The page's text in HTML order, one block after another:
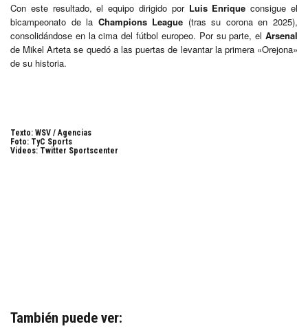
Con este resultado, el equipo dirigido por Luis Enrique consigue el
bicampeonato de la Champions League (tras su corona en 2025),
consolidándose en la cima del fútbol europeo. Por su parte, el Arsenal
de Mikel Arteta se quedó a las puertas de levantar la primera «Orejona»
de su historia.
Texto: WSV / Agencias
Foto: TyC Sports
Videos: Twitter Sportscenter
También puede ver: